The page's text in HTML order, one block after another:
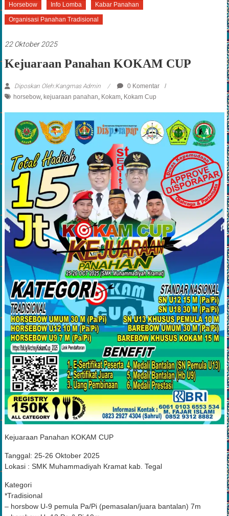
Horsebow Info Lomba Kabar Panahan
Organisasi Panahan Tradisional
22 Oktober 2025
Kejuaraan Panahan KOKAM CUP
Diposkan Oleh:Kangmas Admin
0 Komentar
horsebow, kejuaraan panahan, Kokam, Kokam Cup
Kejuaraan Panahan KOKAM CUP
Tanggal: 25-26 Oktober 2025
Lokasi : SMK Muhammadiyah Kramat kab. Tegal
Kategori
*Tradisional
– horsbow U-9 pemula Pa/Pi (pemasalan/juara bantalan) 7m